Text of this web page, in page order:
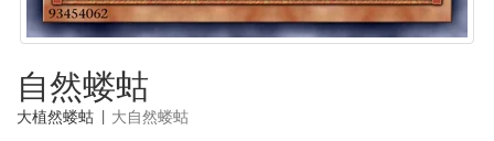
自然蝼蛄
大植然蝼蛄 | 大自然蝼蛄